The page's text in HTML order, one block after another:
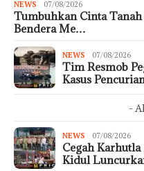
NEWS 07/08/2026
Tumbuhkan Cinta
Bendera Me…
NEWS 07/08/2026
Tim Resmob
Kasus
-
NEWS 07/08/2026
Cegah
Kidul